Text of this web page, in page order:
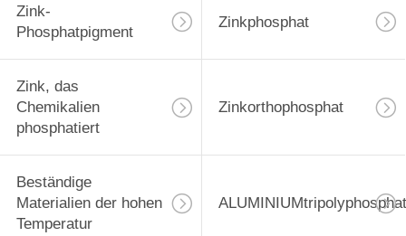
Zink-
Phosphatpigment
Zinkphosphat
Zink, das
Chemikalien
phosphatiert
Zinkorthophosphat
Beständige
Materialien der hohen
Temperatur
ALUMINIUMtripolyphosphat